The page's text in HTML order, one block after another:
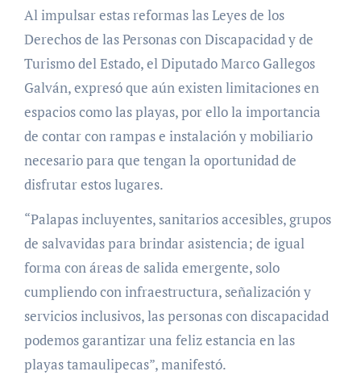
Al impulsar estas reformas las Leyes de los
Derechos de las Personas con Discapacidad y de
Turismo del Estado, el Diputado Marco Gallegos
Galván, expresó que aún existen limitaciones en
espacios como las playas, por ello la importancia
de contar con rampas e instalación y mobiliario
necesario para que tengan la oportunidad de
disfrutar estos lugares.
“Palapas incluyentes, sanitarios accesibles, grupos
de salvavidas para brindar asistencia; de igual
forma con áreas de salida emergente, solo
cumpliendo con infraestructura, señalización y
servicios inclusivos, las personas con discapacidad
podemos garantizar una feliz estancia en las
playas tamaulipecas”, manifestó.